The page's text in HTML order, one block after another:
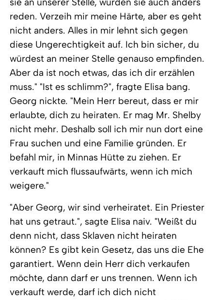
reden. Verzeih mir meine Härte, aber es geht
nicht anders. Alles in mir lehnt sich gegen
diese Ungerechtigkeit auf. Ich bin sicher, du
würdest an meiner Stelle genauso empfinden.
Aber da ist noch etwas, das ich dir erzählen
muss." "Ist es schlimm?", fragte Elisa bang.
Georg nickte. "Mein Herr bereut, dass er mir
erlaubte, dich zu heiraten. Er mag Mr. Shelby
nicht mehr. Deshalb soll ich mir nun dort eine
Frau suchen und eine Familie gründen. Er
befahl mir, in Minnas Hütte zu ziehen. Er
verkauft mich flussaufwärts, wenn ich mich
weigere."
"Aber Georg, wir sind verheiratet. Ein Priester
hat uns getraut.", sagte Elisa naiv. "Weißt du
denn nicht, dass Sklaven nicht heiraten
können? Es gibt kein Gesetz, das uns die Ehe
garantiert. Wenn dein Herr dich verkaufen
möchte, dann darf er uns trennen. Wenn ich
verkauft werde, darf ich dich nicht